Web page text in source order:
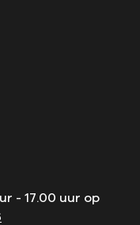
- 17.00 uur op